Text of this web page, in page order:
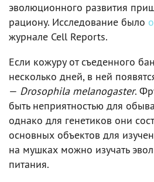
эволюционного развития
рациону. Исследование было
журнале Cell Reports.
Если кожуру от съеденного
несколько дней, в ней
— Drosophila melanogaster.
быть неприятностью для
однако для генетиков они
основных объектов для
на мушках можно изучать
питания.